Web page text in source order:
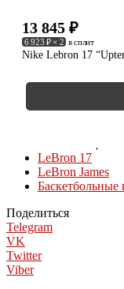
Nike Lebron 17
13 845 ₽
6 923 ₽ × 2 в сплит
LeBron 17
LeBron James
Баскетбольные
Поделиться
Telegram
VK
Twitter
Viber